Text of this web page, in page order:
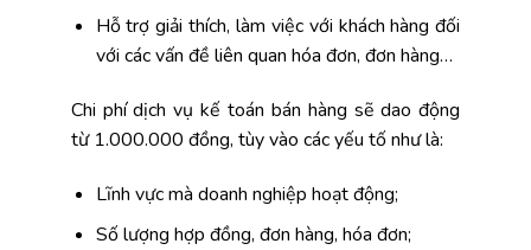
Hỗ trợ giải thích, làm việc với khách hàng đối
với các vấn đề liên quan hóa đơn, đơn hàng…
Chi phí dịch vụ kế toán bán hàng sẽ dao động
từ 1.000.000 đồng, tùy vào các yếu tố như là:
Lĩnh vực mà doanh nghiệp hoạt động;
Số lượng hợp đồng, đơn hàng, hóa đơn;